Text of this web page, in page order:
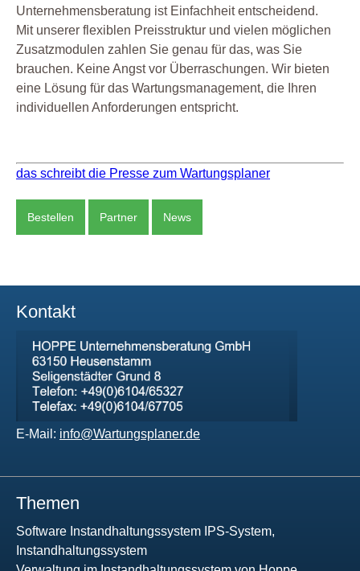
Unternehmensberatung ist Einfachheit entscheidend.
Mit unserer flexiblen Preisstruktur und vielen möglichen
Zusatzmodulen zahlen Sie genau für das, was Sie
brauchen. Keine Angst vor Überraschungen. Wir bieten
eine Lösung für das Wartungsmanagement, die Ihren
individuellen Anforderungen entspricht.
das schreibt die Presse zum Wartungsplaner
Bestellen Partner News
Kontakt
E-Mail: info@Wartungsplaner.de
Themen
Software Instandhaltungssystem IPS-System,
Instandhaltungssystem